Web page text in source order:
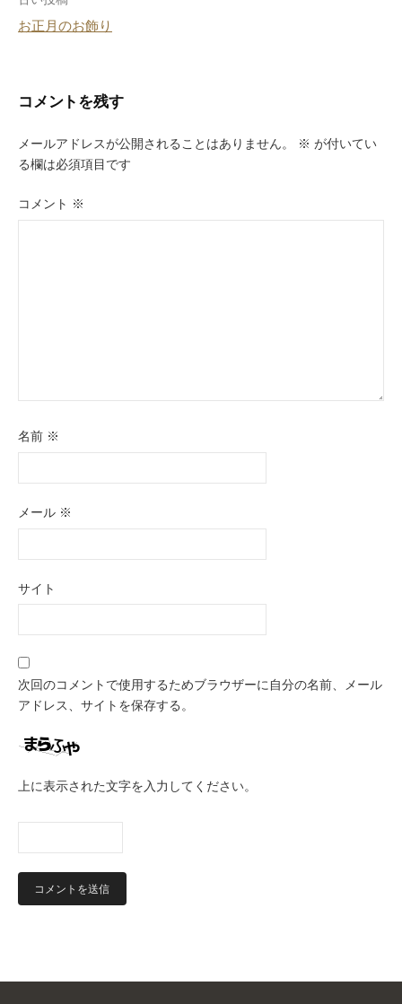
稿
ビ
ゲ
ー
シ
お正月のお飾り
コメントを残す
メールアドレスが公開されることはありません。 ※ が付いてい
る欄は必須項目です
コメント ※
名前 ※
メール ※
サイト
次回のコメントで使用するためブラウザーに自分の名前、メール
アドレス、サイトを保存する。
上に表示された文字を入力してください。